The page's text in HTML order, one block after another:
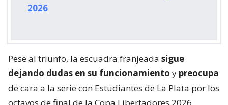
2026
Pese al triunfo, la escuadra franjeada sigue
dejando dudas en su funcionamiento y preocupa
de cara a la serie con Estudiantes de La Plata por los